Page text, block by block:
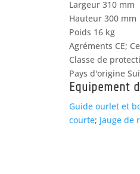
Largeur 310 mm
Hauteur 300 mm
Poids 16 kg
Agréments CE;
Classe de
Pays d'origine
Equipement
Guide ourlet et
courte; Jauge de